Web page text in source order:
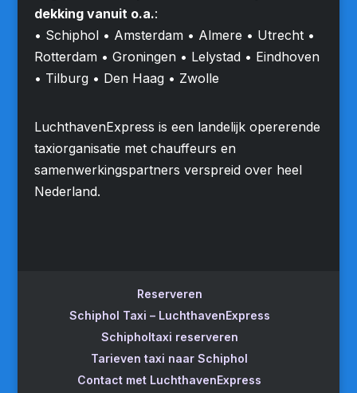
dekking vanuit o.a.:
• Schiphol • Amsterdam • Almere • Utrecht •
Rotterdam • Groningen • Lelystad • Eindhoven
• Tilburg • Den Haag • Zwolle
LuchthavenExpress is een landelijk opererende
taxiorganisatie met chauffeurs en
samenwerkingspartners verspreid over heel
Nederland.
Reserveren
Schiphol Taxi – LuchthavenExpress
Schipholtaxi reserveren
Tarieven taxi naar Schiphol
Contact met LuchthavenExpress